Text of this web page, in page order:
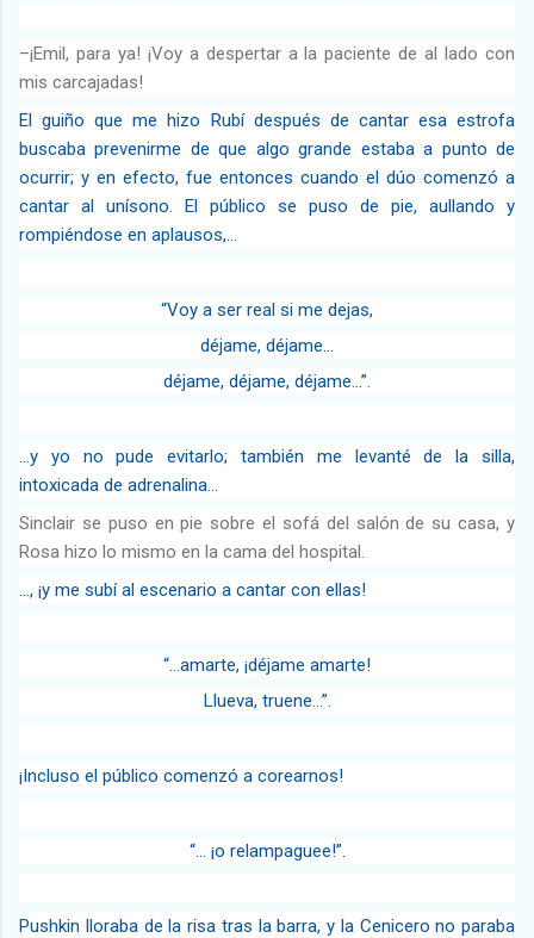
–¡Emil, para ya! ¡Voy a despertar a la paciente de al lado con
mis carcajadas!
El guiño que me hizo Rubí después de cantar esa estrofa
buscaba prevenirme de que algo grande estaba a punto de
ocurrir; y en efecto, fue entonces cuando el dúo comenzó a
cantar al unísono. El público se puso de pie, aullando y
rompiéndose en aplausos,…
“Voy a ser real si me dejas,
déjame, déjame…
déjame, déjame, déjame…”.
…y yo no pude evitarlo; también me levanté de la silla,
intoxicada de adrenalina…
Sinclair se puso en pie sobre el sofá del salón de su casa, y
Rosa hizo lo mismo en la cama del hospital.
…, ¡y me subí al escenario a cantar con ellas!
“…amarte, ¡déjame amarte!
Llueva, truene…”.
¡Incluso el público comenzó a corearnos!
“… ¡o relampaguee!”.
Pushkin lloraba de la risa tras la barra, y la Cenicero no paraba